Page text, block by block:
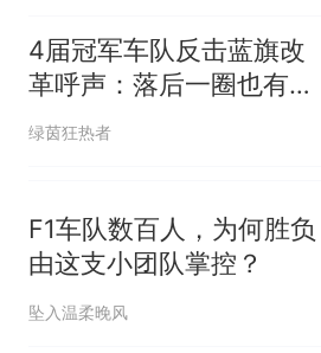
4届冠军车队反击蓝旗改
革呼声：落后一圈也有权
缠斗
绿茵狂热者
F1车队数百人，为何胜负
由这支小团队掌控？
坠入温柔晚风